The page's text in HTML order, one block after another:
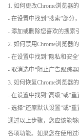
1. 如何更改Chrome浏览器
- 在设置中找到“搜索”部分
- 添加或删除您喜欢的搜索
2. 如何禁用Chrome浏览器
- 在设置中找到“隐私和安全
- 取消选中“阻止广告跟踪器
3. 如何恢复Chrome浏览器
- 在设置中找到“高级”或“重
- 选择“还原默认设置”或“重
通过以上步骤，您应该能
各项功能。如果您在使用